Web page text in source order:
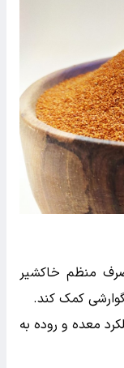
منظم خاکشیر
کمک کند.
معده و روده به